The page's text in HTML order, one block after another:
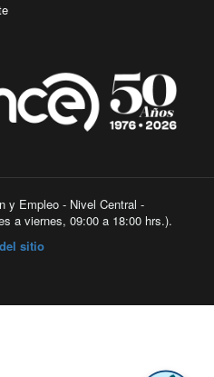
y Empleo - Nivel Central -
a viernes, 09:00 a 18:00 hrs.).
sitio